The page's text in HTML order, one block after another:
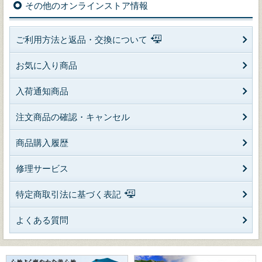
その他のオンラインストア情報
ご利用方法と返品・交換について
お気に入り商品
入荷通知商品
注文商品の確認・キャンセル
商品購入履歴
修理サービス
特定商取引法に基づく表記
よくある質問